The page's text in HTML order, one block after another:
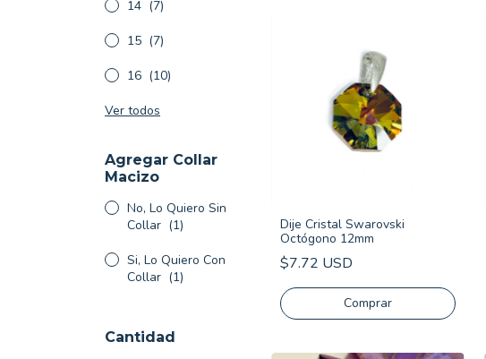
14 (7)
15 (7)
16 (10)
Ver todos
Agregar Collar
Macizo
No, Lo Quiero Sin
Collar (1)
Si, Lo Quiero Con
Collar (1)
Cantidad
Dije Cristal Swarovski
Octógono 12mm
$7.72 USD